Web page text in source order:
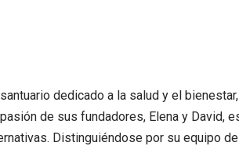
dedicado a la salud y el
de sus fundadores, Elena y David,
Distinguiéndose por su equipo